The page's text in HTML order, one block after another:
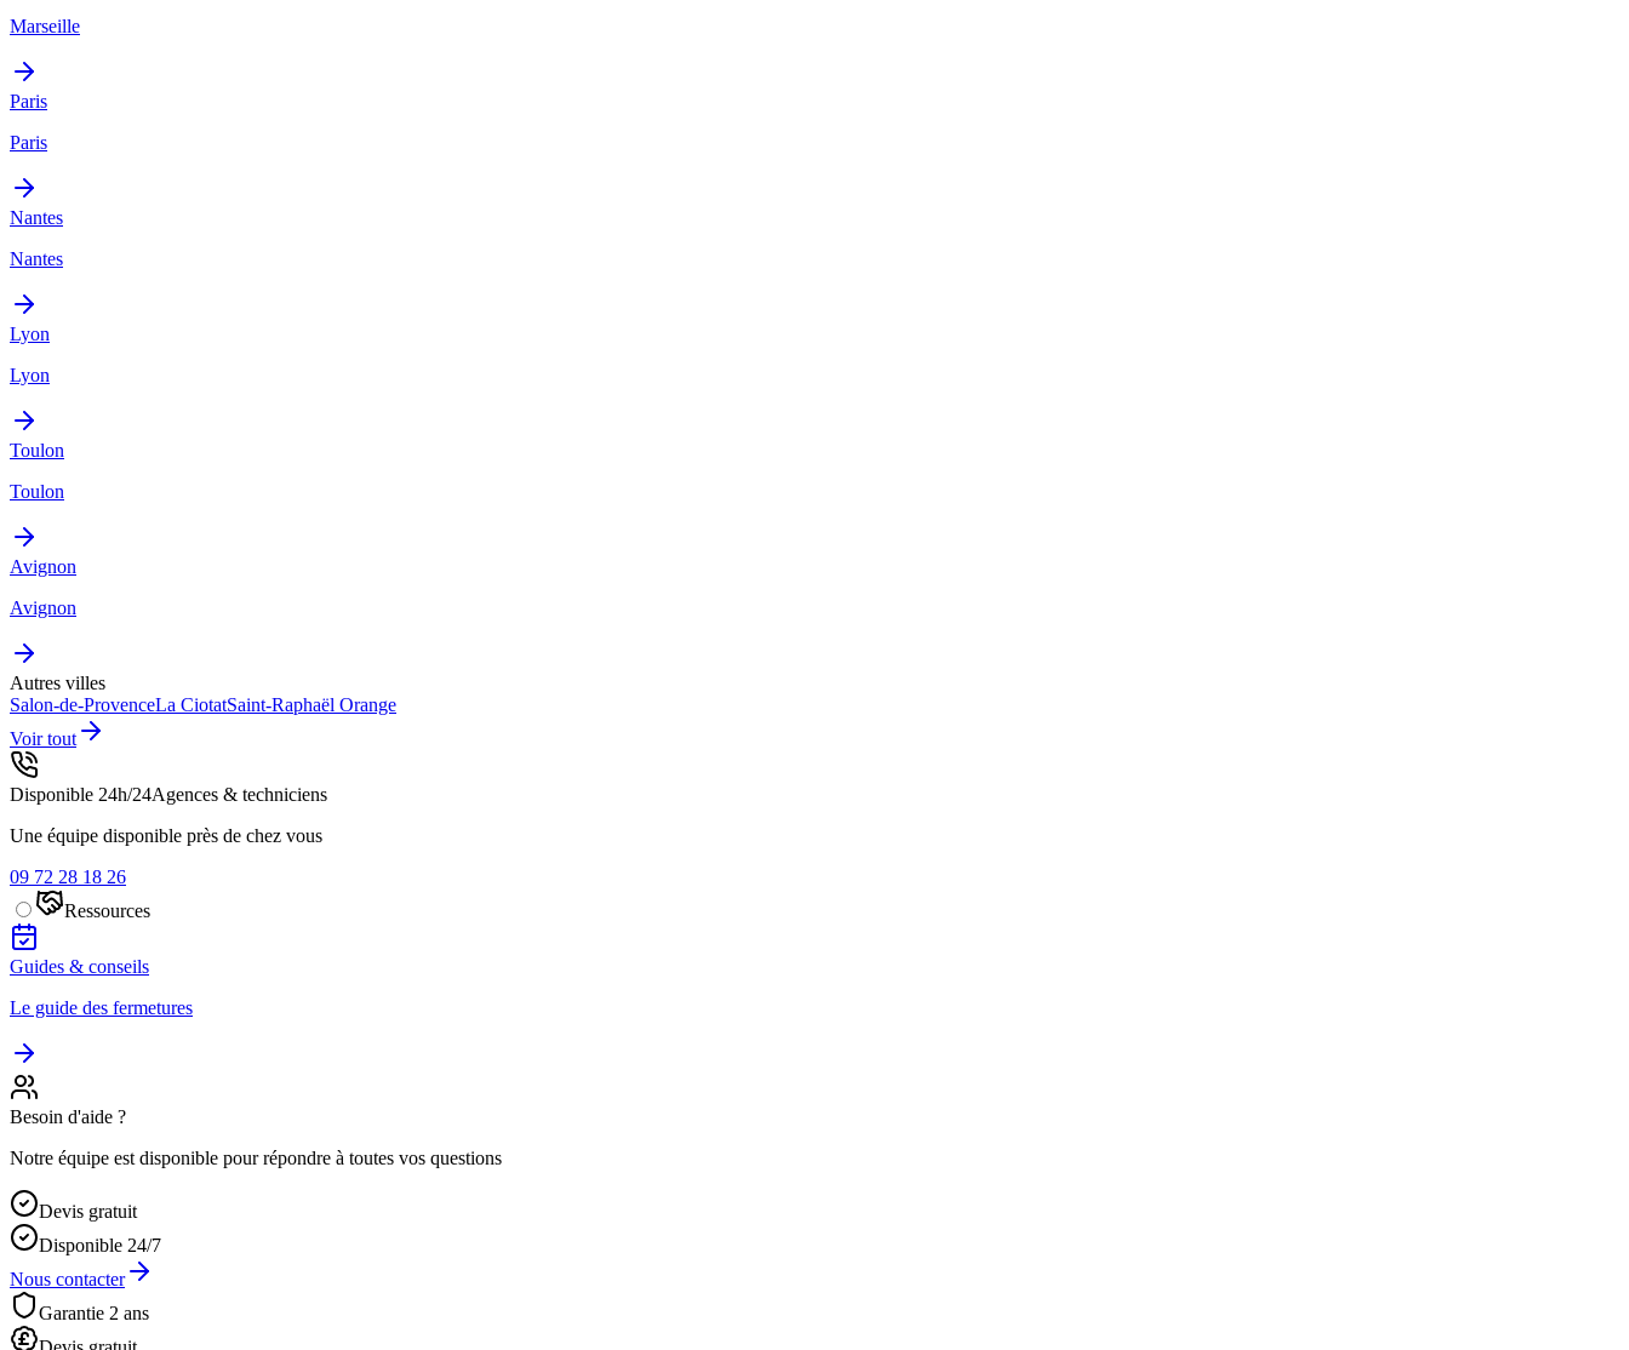
Marseille
Paris
Paris
Nantes
Nantes
Lyon
Lyon
Toulon
Toulon
Avignon
Avignon
Autres villes
Salon-de-ProvenceLa CiotatSaint-Raphaël Orange
Voir tout
Disponible 24h/24Agences & techniciens
Une équipe disponible près de chez vous
09 72 28 18 26
Ressources
Guides & conseils
Le guide des fermetures
Besoin d'aide ?
Notre équipe est disponible pour répondre à toutes vos questions
Devis gratuit
Disponible 24/7
Nous contacter
Garantie 2 ans